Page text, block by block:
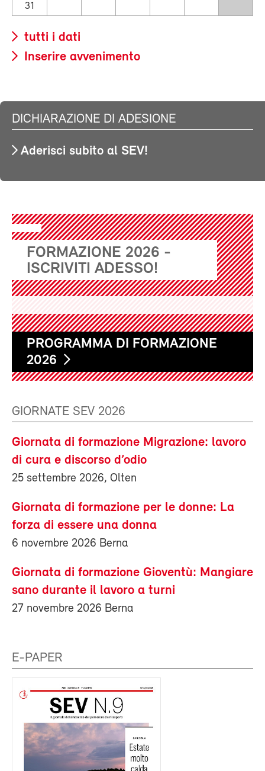
31
tutti i dati
Inserire avvenimento
DICHIARAZIONE DI ADESIONE
Aderisci subito al SEV!
FORMAZIONE 2026 -
ISCRIVITI ADESSO!
PROGRAMMA DI FORMAZIONE
2026
GIORNATE SEV 2026
Giornata di formazione Migrazione: lavoro
di cura e discorso d’odio
25 settembre 2026, Olten
Giornata di formazione per le donne: La
forza di essere una donna
6 novembre 2026 Berna
Giornata di formazione Gioventù: Mangiare
sano durante il lavoro a turni
27 novembre 2026 Berna
E-PAPER